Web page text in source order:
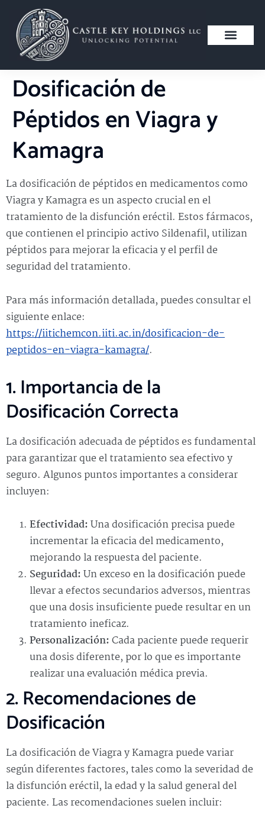
Dosificación de
Péptidos en Viagra y
Kamagra
La dosificación de péptidos en medicamentos como
Viagra y Kamagra es un aspecto crucial en el
tratamiento de la disfunción eréctil. Estos fármacos,
que contienen el principio activo Sildenafil, utilizan
péptidos para mejorar la eficacia y el perfil de
seguridad del tratamiento.
Para más información detallada, puedes consultar el
siguiente enlace:
https://iitichemcon.iiti.ac.in/dosificacion-de-
peptidos-en-viagra-kamagra/.
1. Importancia de la
Dosificación Correcta
La dosificación adecuada de péptidos es fundamental
para garantizar que el tratamiento sea efectivo y
seguro. Algunos puntos importantes a considerar
incluyen:
Efectividad:Una dosificación precisa puede
incrementar la eficacia del medicamento,
mejorando la respuesta del paciente.
Seguridad:Un exceso en la dosificación puede
llevar a efectos secundarios adversos, mientras
que una dosis insuficiente puede resultar en un
tratamiento ineficaz.
Personalización:Cada paciente puede requerir
una dosis diferente, por lo que es importante
realizar una evaluación médica previa.
2. Recomendaciones de
Dosificación
La dosificación de Viagra y Kamagra puede variar
según diferentes factores, tales como la severidad de
la disfunción eréctil, la edad y la salud general del
paciente. Las recomendaciones suelen incluir: